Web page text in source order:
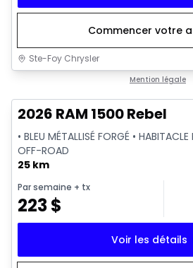
Commencer votre
Ste-Foy Chrysler
Mention légale
2026 RAM 1500 Rebel
• BLEU MÉTALLISÉ FORGÉ •
OFF-ROAD
25 km
Par semaine + tx
223$
Voir les détails